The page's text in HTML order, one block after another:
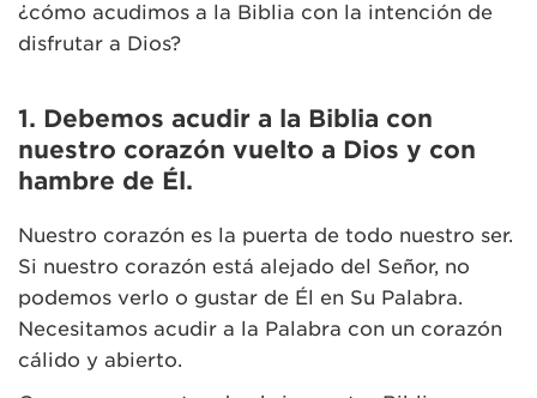
¿cómo acudimos a la Biblia con la intención de
disfrutar a Dios?
1. Debemos acudir a la Biblia con
nuestro corazón vuelto a Dios y con
hambre de Él.
Nuestro corazón es la puerta de todo nuestro ser.
Si nuestro corazón está alejado del Señor, no
podemos verlo o gustar de Él en Su Palabra.
Necesitamos acudir a la Palabra con un corazón
cálido y abierto.